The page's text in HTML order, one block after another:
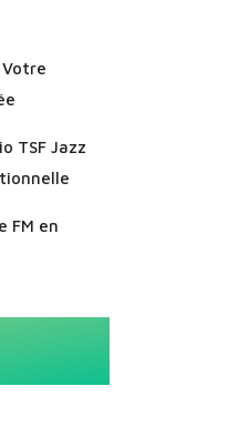
Votre
TSF Jazz
FM en